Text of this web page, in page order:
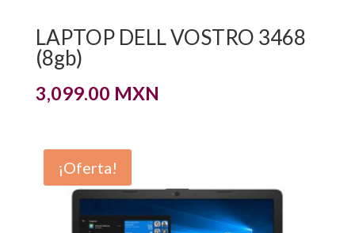
LAPTOP DELL VOSTRO 3468
(8gb)
3,099.00 MXN
¡Oferta!